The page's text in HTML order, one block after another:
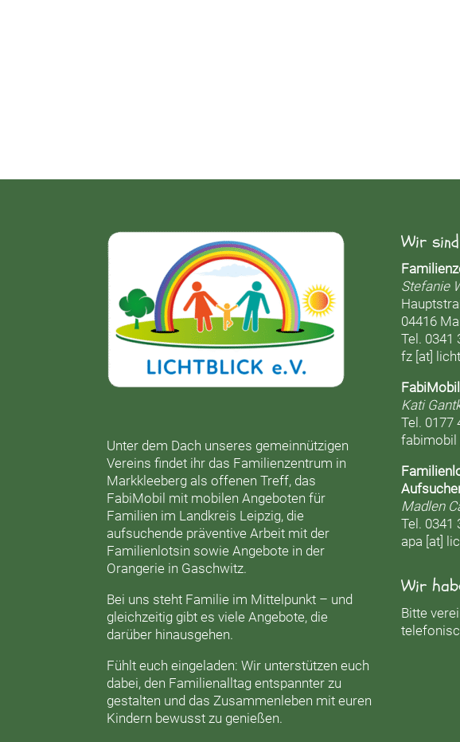
Unter dem Dach unseres gemeinnützigen
Vereins findet ihr das Familienzentrum in
Markkleeberg als offenen Treff, das
FabiMobil mit mobilen Angeboten für
Familien im Landkreis Leipzig, die
aufsuchende präventive Arbeit mit der
Familienlotsin sowie Angebote in der
Orangerie in Gaschwitz.
Bei uns steht Familie im Mittelpunkt – und
gleichzeitig gibt es viele Angebote, die
darüber hinausgehen.
Fühlt euch eingeladen: Wir unterstützen euch
dabei, den Familienalltag entspannter zu
gestalten und das Zusammenleben mit euren
Kindern bewusst zu genießen.
Wir
Stefanie
04416
Tel. 0341
fz [at]
Kati
Tel. 0177
fabimobil
Madlen
Tel. 0341
apa [at]
Wir
Bitte